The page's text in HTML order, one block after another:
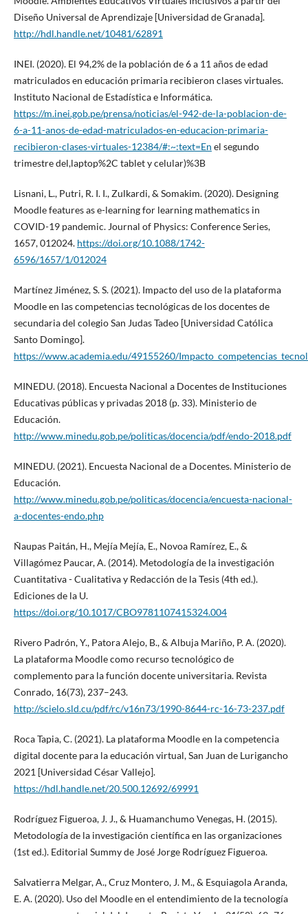
Diseño Universal de Aprendizaje [Universidad de Granada].
http://hdl.handle.net/10481/62891
INEI. (2020). El 94,2% de la población de 6 a 11 años de edad
matriculados en educación primaria recibieron clases virtuales.
Instituto Nacional de Estadística e Informática.
https://m.inei.gob.pe/prensa/noticias/el-942-de-la-poblacion-de-
6-a-11-anos-de-edad-matriculados-en-educacion-primaria-
recibieron-clases-virtuales-12384/#:~:text=En el segundo
trimestre del,laptop%2C tablet y celular)%3B
Lisnani, L., Putri, R. I. I., Zulkardi, & Somakim. (2020). Designing
Moodle features as e-learning for learning mathematics in
COVID-19 pandemic. Journal of Physics: Conference Series,
1657, 012024. https://doi.org/10.1088/1742-
6596/1657/1/012024
Martínez Jiménez, S. S. (2021). Impacto del uso de la plataforma
Moodle en las competencias tecnológicas de los docentes de
secundaria del colegio San Judas Tadeo [Universidad Católica
Santo Domingo].
https://www.academia.edu/49155260/
MINEDU. (2018). Encuesta Nacional a Docentes de Instituciones
Educativas públicas y privadas 2018 (p. 33). Ministerio de
Educación.
http://www.minedu.gob.pe/politicas/docencia/pdf/endo-2018.pdf
MINEDU. (2021). Encuesta Nacional de a Docentes. Ministerio de
Educación.
http://www.minedu.gob.pe/politicas/docencia/encuesta-nacional-
a-docentes-endo.php
Ñaupas Paitán, H., Mejía Mejía, E., Novoa Ramírez, E., &
Villagómez Paucar, A. (2014). Metodología de la investigación
Cuantitativa - Cualitativa y Redacción de la Tesis (4th ed.).
Ediciones de la U.
https://doi.org/10.1017/CBO9781107415324.004
Rivero Padrón, Y., Patora Alejo, B., & Albuja Mariño, P. A. (2020).
La plataforma Moodle como recurso tecnológico de
complemento para la función docente universitaria. Revista
Conrado, 16(73), 237–243.
http://scielo.sld.cu/pdf/rc/v16n73/1990-8644-rc-16-73-237.pdf
Roca Tapia, C. (2021). La plataforma Moodle en la competencia
digital docente para la educación virtual, San Juan de Lurigancho
2021 [Universidad César Vallejo].
https://hdl.handle.net/20.500.12692/69991
Rodríguez Figueroa, J. J., & Huamanchumo Venegas, H. (2015).
Metodología de la investigación científica en las organizaciones
(1st ed.). Editorial Summy de José Jorge Rodríguez Figueroa.
Salvatierra Melgar, A., Cruz Montero, J. M., & Esquiagola Aranda,
E. A. (2020). Uso del Moodle en el entendimiento de la tecnología